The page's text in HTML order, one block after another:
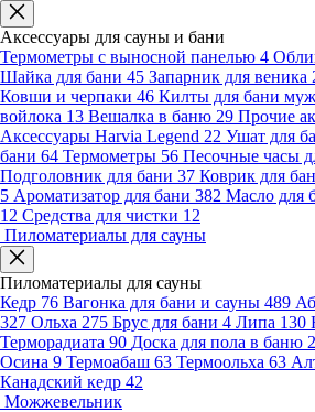
Аксессуары для сауны и бани
Термометры с выносной панелью 4
Шайка для бани 45 Запарник для веника
Ковши и черпаки 46 Килты для бани
войлока 13 Вешалка в баню 29 Прочие
Аксессуары Harvia Legend 22 Ушат для
бани 64 Термометры 56 Песочные часы
Подголовник для бани 37 Коврик для
5 Ароматизатор для бани 382 Масло для
12 Средства для чистки 12
Пиломатериалы для сауны
Пиломатериалы для сауны
Кедр 76 Вагонка для бани и сауны 489
327 Ольха 275 Брус для бани 4 Липа 130
Терморадиата 90 Доска для пола в баню 2
Осина 9 Термоабаш 63 Термоольха 63
Канадский кедр 42
Можжевельник